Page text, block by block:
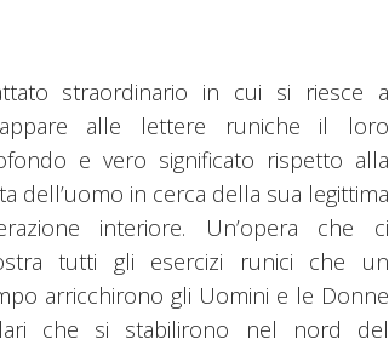
straordinario in cui si riesce a
alle lettere runiche il loro
e vero significato rispetto alla
dell’uomo in cerca della sua legittima
interiore. Un’opera che ci
tutti gli esercizi runici che un
arricchirono gli Uomini e le Donne
che si stabilirono nel nord del